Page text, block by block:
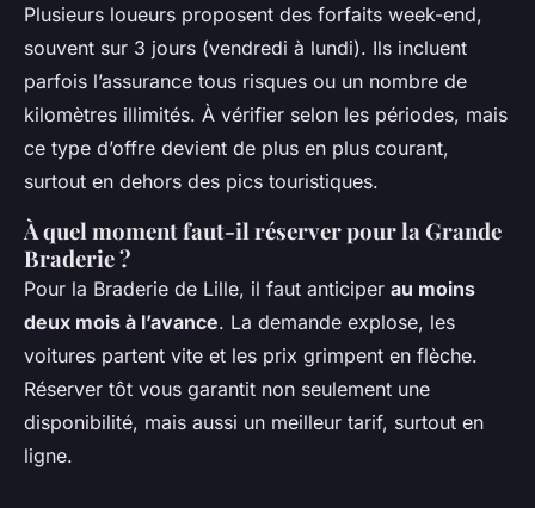
Plusieurs loueurs proposent des forfaits week-end,
souvent sur 3 jours (vendredi à lundi). Ils incluent
parfois l’assurance tous risques ou un nombre de
kilomètres illimités. À vérifier selon les périodes, mais
ce type d’offre devient de plus en plus courant,
surtout en dehors des pics touristiques.
À quel moment faut-il réserver pour la Grande
Braderie ?
Pour la Braderie de Lille, il faut anticiper au moins
deux mois à l’avance. La demande explose, les
voitures partent vite et les prix grimpent en flèche.
Réserver tôt vous garantit non seulement une
disponibilité, mais aussi un meilleur tarif, surtout en
ligne.